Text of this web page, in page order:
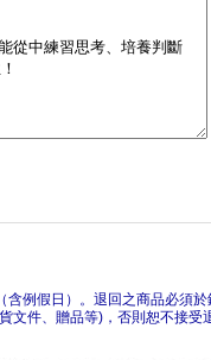
例假日）。退回之商品必須
件、贈品等)，否則恕不接受